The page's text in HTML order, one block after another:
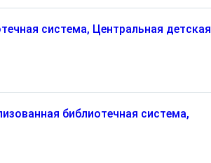
система, Центральная детская
библиотечная система,